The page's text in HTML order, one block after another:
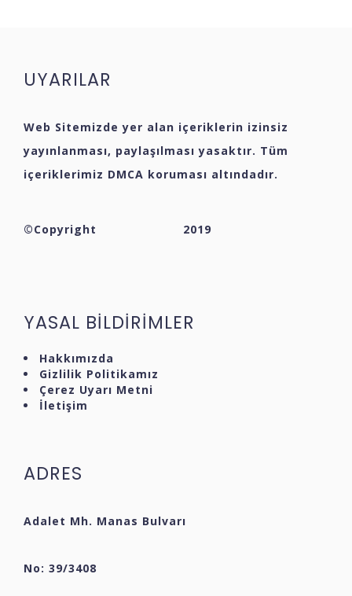
UYARILAR
Web Sitemizde yer alan içeriklerin izinsiz
yayınlanması, paylaşılması yasaktır. Tüm
içeriklerimiz DMCA koruması altındadır.
©Copyright 2019
YASAL BİLDİRİMLER
Hakkımızda
Gizlilik Politikamız
Çerez Uyarı Metni
İletişim
ADRES
Adalet Mh. Manas Bulvarı
No: 39/3408